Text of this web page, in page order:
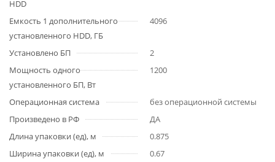
HDD
Емкость 1 дополнительного
установленного HDD, ГБ
4096
Установлено БП
2
Мощность одного
установленного БП, Вт
1200
Операционная система
без операционной системы
Произведено в РФ
ДА
Длина упаковки (ед), м
0.875
Ширина упаковки (ед), м
0.67